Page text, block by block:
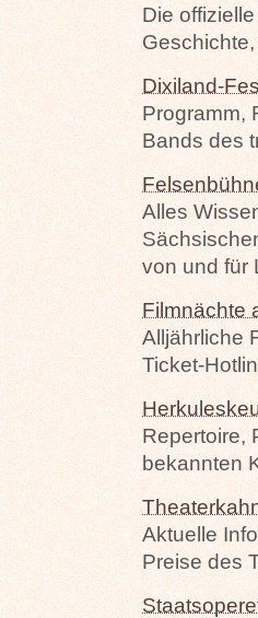
Die
Dixiland-
Programm,
Bands des
Alles
von und für
Filmnächte
Alljährliche
Ticket-
Repertoire,
bekannten
Aktuelle
Preise des